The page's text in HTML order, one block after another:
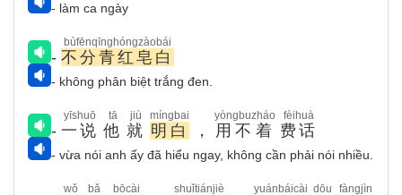
- làm ca ngày
- 不分青红皂白
bùfēnqīnghóngzàobái
- không phân biệt trắng đen.
- 一说
yīshuō
他
tā
就
jiù
明白
míngbai
， 用不着
yòngbuzháo
费话
fèihuà
- vừa nói anh ấy đã hiểu ngay, không cần phải nói nhiều.
wǒ bǎ bōcài shuǐtiánjiè yuánbáicài dōu fàngjìn